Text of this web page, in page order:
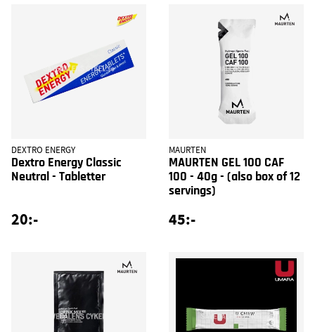
DEXTRO ENERGY
Dextro Energy Classic
Neutral - Tabletter
20:-
MAURTEN
MAURTEN GEL 100 CAF
100 - 40g - (also box of 12
servings)
45:-